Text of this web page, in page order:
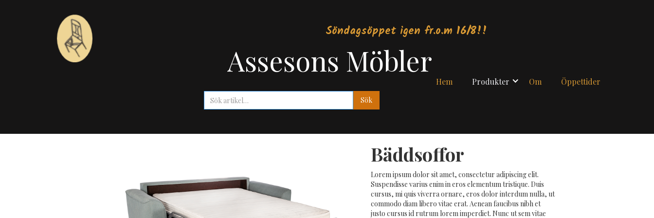
Söndagsöppet igen fr.o.m 16/8!!
Assesons Möbler
Hem Produkter Om Öppettider
Bäddsoffor
Lorem ipsum dolor sit amet, consectetur adipiscing elit.
Suspendisse varius enim in eros elementum tristique. Duis
cursus, mi quis viverra ornare, eros dolor interdum nulla, ut
commodo diam libero vitae erat. Aenean faucibus nibh et
justo cursus id rutrum lorem imperdiet. Nunc ut sem vitae